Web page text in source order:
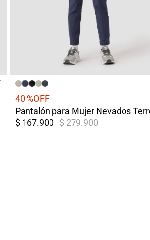
40 %OFF
Pantalón para Mujer Nevados
$ 167.900 $ 279.900